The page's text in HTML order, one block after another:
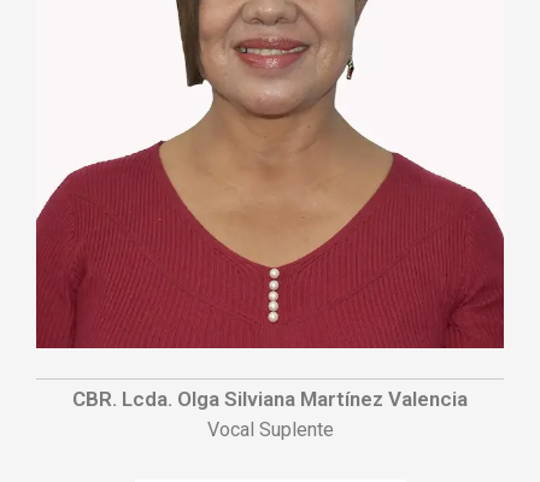
CBR. Lcda. Olga Silviana Martínez Valencia
Vocal Suplente